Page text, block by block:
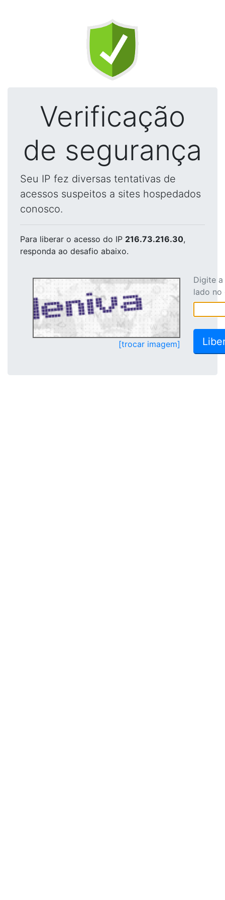
Verificação
de segurança
Seu IP fez diversas tentativas de
acessos suspeitos a sites hospedados
conosco.
Para liberar o acesso do IP 216.73.216.30,
responda ao desafio abaixo.
[trocar imagem]
Digite
lado no